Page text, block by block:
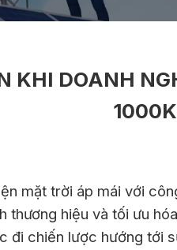
KHI DOANH
mặt trời áp mái với
thương hiệu và tối ưu
đi chiến lược hướng tới